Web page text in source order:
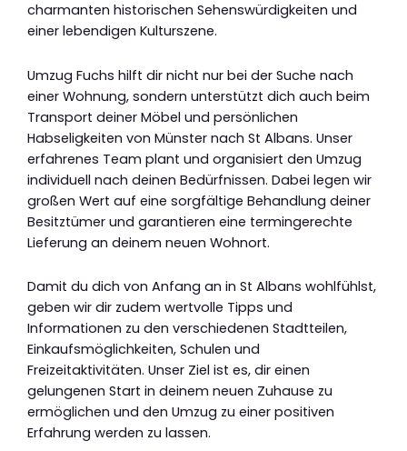
charmanten historischen Sehenswürdigkeiten und
einer lebendigen Kulturszene.
Umzug Fuchs hilft dir nicht nur bei der Suche nach
einer Wohnung, sondern unterstützt dich auch beim
Transport deiner Möbel und persönlichen
Habseligkeiten von Münster nach St Albans. Unser
erfahrenes Team plant und organisiert den Umzug
individuell nach deinen Bedürfnissen. Dabei legen wir
großen Wert auf eine sorgfältige Behandlung deiner
Besitztümer und garantieren eine termingerechte
Lieferung an deinem neuen Wohnort.
Damit du dich von Anfang an in St Albans wohlfühlst,
geben wir dir zudem wertvolle Tipps und
Informationen zu den verschiedenen Stadtteilen,
Einkaufsmöglichkeiten, Schulen und
Freizeitaktivitäten. Unser Ziel ist es, dir einen
gelungenen Start in deinem neuen Zuhause zu
ermöglichen und den Umzug zu einer positiven
Erfahrung werden zu lassen.